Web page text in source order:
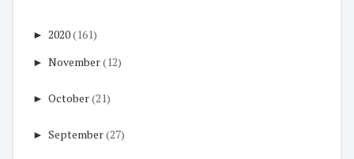
► 2020(161)
► November(12)
► October(21)
► September(27)